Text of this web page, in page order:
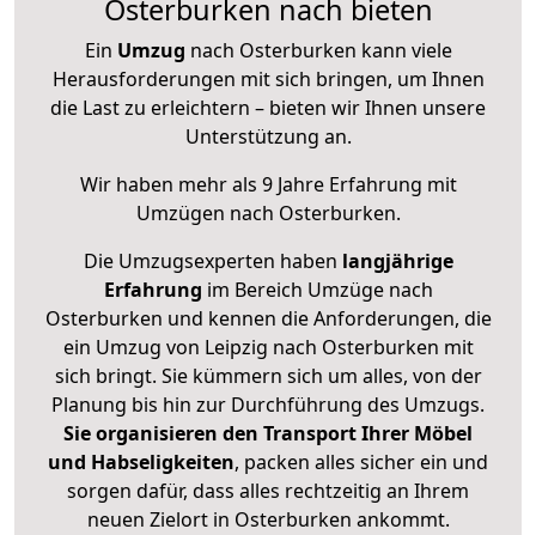
Osterburken nach bieten
Ein Umzug nach Osterburken kann viele
Herausforderungen mit sich bringen, um Ihnen
die Last zu erleichtern – bieten wir Ihnen unsere
Unterstützung an.
Wir haben mehr als 9 Jahre Erfahrung mit
Umzügen nach Osterburken.
Die Umzugsexperten haben langjährige
Erfahrung im Bereich Umzüge nach
Osterburken und kennen die Anforderungen, die
ein Umzug von Leipzig nach Osterburken mit
sich bringt. Sie kümmern sich um alles, von der
Planung bis hin zur Durchführung des Umzugs.
Sie organisieren den Transport Ihrer Möbel
und Habseligkeiten, packen alles sicher ein und
sorgen dafür, dass alles rechtzeitig an Ihrem
neuen Zielort in Osterburken ankommt.